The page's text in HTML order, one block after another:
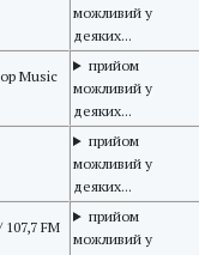
можливий у
деяких...
Music
прийом
можливий у
деяких...
прийом
можливий у
деяких...
FM
прийом
можливий у